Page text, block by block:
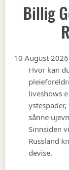
Billig
10 August 2026
Hvor kan
liveshows
sånne
Sinnsiden
Russland
devise.